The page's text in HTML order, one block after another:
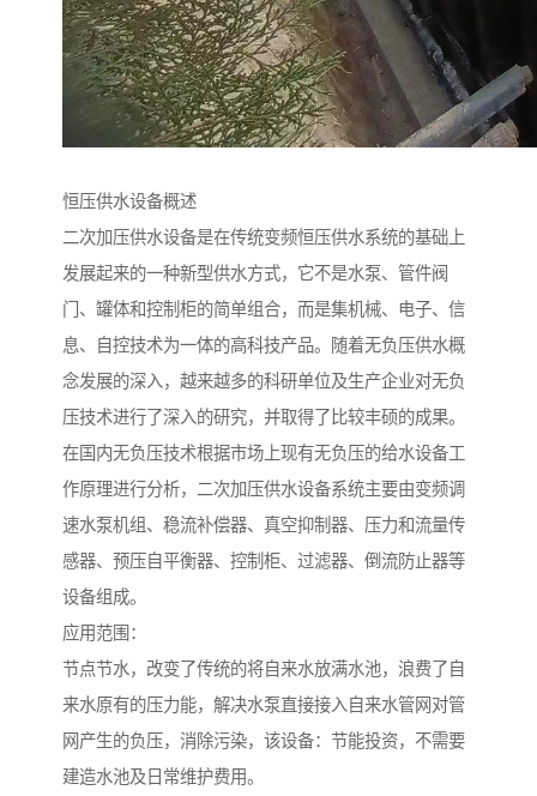
恒压供水设备概述
二次加压供水设备是在传统变频恒压供水系统的基础上
发展起来的一种新型供水方式，它不是水泵、管件阀
门、罐体和控制柜的简单组合，而是集机械、电子、信
息、自控技术为一体的高科技产品。随着无负压供水概
念发展的深入，越来越多的科研单位及生产企业对无负
压技术进行了深入的研究，并取得了比较丰硕的成果。
在国内无负压技术根据市场上现有无负压的给水设备工
作原理进行分析，二次加压供水设备系统主要由变频调
速水泵机组、稳流补偿器、真空抑制器、压力和流量传
感器、预压自平衡器、控制柜、过滤器、倒流防止器等
设备组成。
应用范围：
节点节水，改变了传统的将自来水放满水池，浪费了自
来水原有的压力能，解决水泵直接接入自来水管网对管
网产生的负压，消除污染，该设备：节能投资，不需要
建造水池及日常维护费用。